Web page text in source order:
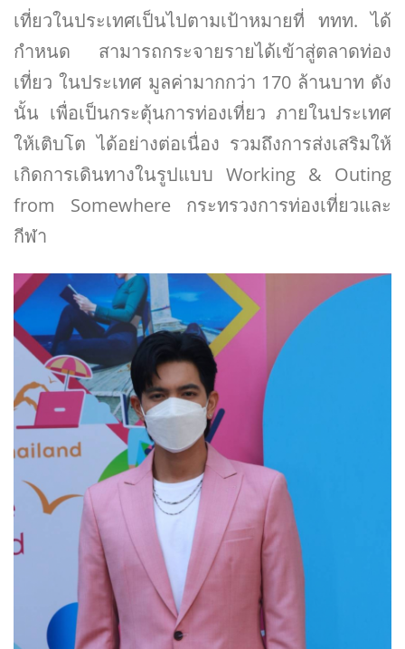
เที่ยวในประเทศเป็นไปตามเป้าหมายที่ ททท. ได้
กำหนด สามารถกระจายรายได้เข้าสู่ตลาดท่อง
เที่ยว ในประเทศ มูลค่ามากกว่า 170 ล้านบาท ดัง
นั้น เพื่อเป็นกระตุ้นการท่องเที่ยว ภายในประเทศ
ให้เติบโต ได้อย่างต่อเนื่อง รวมถึงการส่งเสริมให้
เกิดการเดินทางในรูปแบบ Working & Outing
from Somewhere กระทรวงการท่องเที่ยวและ
กีฬา